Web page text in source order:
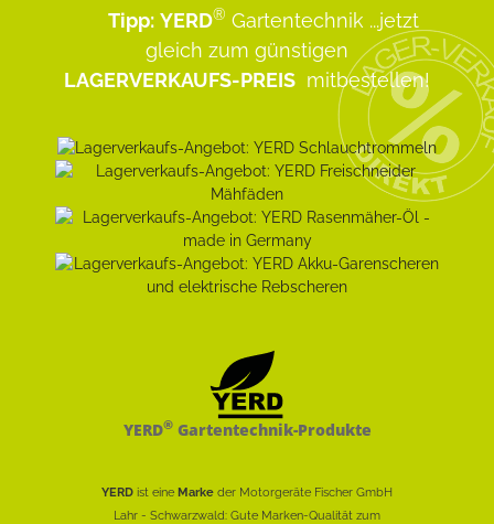
Tipp: YERD® Gartentechnik ...jetzt
gleich zum günstigen
LAGERVERKAUFS-PREIS mitbestellen!
YERD®Gartentechnik-Produkte
YERD ist eine Marke der Motorgeräte Fischer GmbH
Lahr - Schwarzwald: Gute Marken-Qualität zum